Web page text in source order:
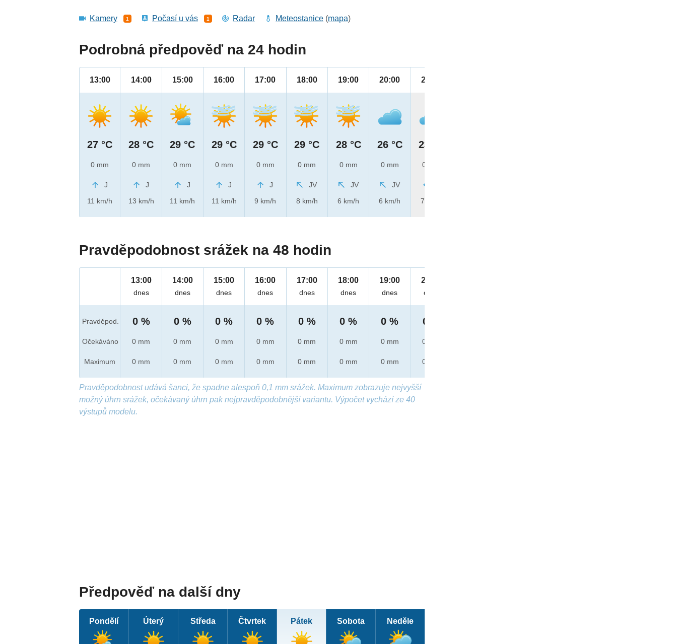
Kamery 1 Počasí u vás 1 Radar Meteostanice (mapa)
Podrobná předpověď na 24 hodin
13:00
27 °C
0 mm
J
11 km/h
14:00
28 °C
0 mm
J
13 km/h
15:00
29 °C
0 mm
J
11 km/h
16:00
29 °C
0 mm
J
11 km/h
17:00
29 °C
0 mm
J
9 km/h
18:00
29 °C
0 mm
JV
8 km/h
19:00
28 °C
0 mm
JV
6 km/h
20:00
26 °C
0 mm
JV
6 km/h
21:00
23 °C
0 mm
7 km/h
Pravděpodobnost srážek na 48 hodin
Pravděpod.
Očekáváno
Maximum
13:00
dnes
0 %
0 mm
0 mm
14:00
dnes
0 %
0 mm
0 mm
15:00
dnes
0 %
0 mm
0 mm
16:00
dnes
0 %
0 mm
0 mm
17:00
dnes
0 %
0 mm
0 mm
18:00
dnes
0 %
0 mm
0 mm
19:00
dnes
0 %
0 mm
0 mm
20:00
dnes
0 %
0 mm
0 mm
Pravděpodobnost udává šanci, že spadne alespoň 0,1 mm srážek. Maximum zobrazuje nejvyšší
možný úhrn srážek, očekávaný úhrn pak nejpravděpodobnější variantu. Výpočet vychází ze 40
výstupů modelu.
Předpověď na další dny
Pondělí Úterý Středa Čtvrtek Pátek Sobota Neděle